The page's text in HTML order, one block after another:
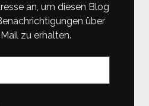
an, um diesen Blog
über
zu erhalten.